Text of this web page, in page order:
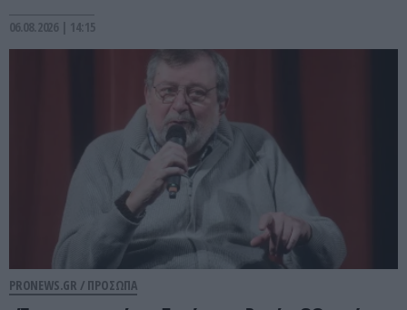
06.08.2026 | 14:15
PRONEWS.GR / ΠΡΟΣΩΠΑ